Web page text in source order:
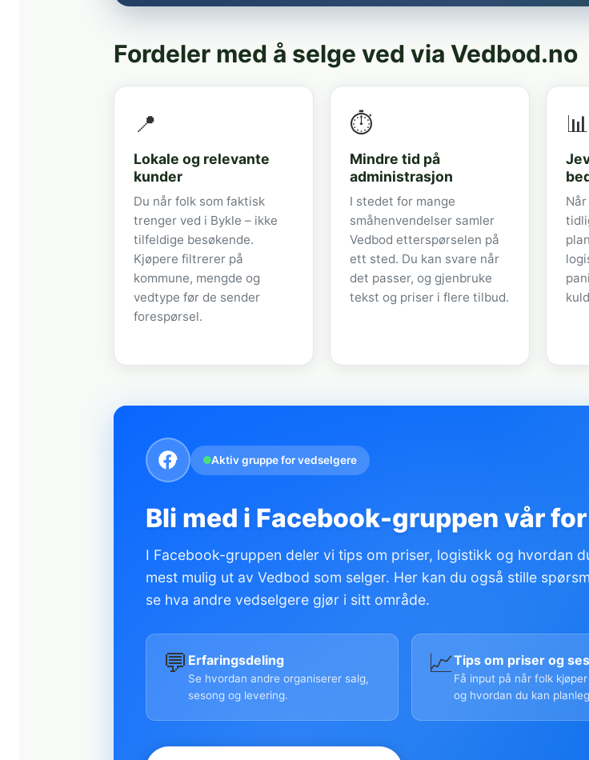
Fordeler med å selge ved via Vedbod.no
📍
Lokale og relevante
kunder
Du når folk som faktisk
trenger ved i Bykle – ikke
tilfeldige besøkende.
Kjøpere filtrerer på
kommune, mengde og
vedtype før de sender
forespørsel.
⏱️
Mindre tid på
administrasjon
I stedet for mange
småhenvendelser samler
Vedbod etterspørselen på
ett sted. Du kan svare når
det passer, og gjenbruke
tekst og priser i flere tilbud.
📊
Aktiv gruppe for vedselgere
Bli med i Facebook-gruppen vår
I Facebook-gruppen deler vi tips om priser, logistikk og hvordan
mest mulig ut av Vedbod som selger. Her kan du også stille
se hva andre vedselgere gjør i sitt område.
💬 Erfaringsdeling
Se hvordan andre organiserer salg,
sesong og levering.
📈Tips om priser og
Få input på når folk
og hvordan du kan